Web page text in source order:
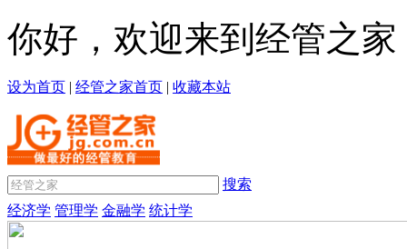
你好，欢迎来到经管之家
设为首页 | 经管之家首页 | 收藏本站
搜索
经济学 管理学 金融学 统计学